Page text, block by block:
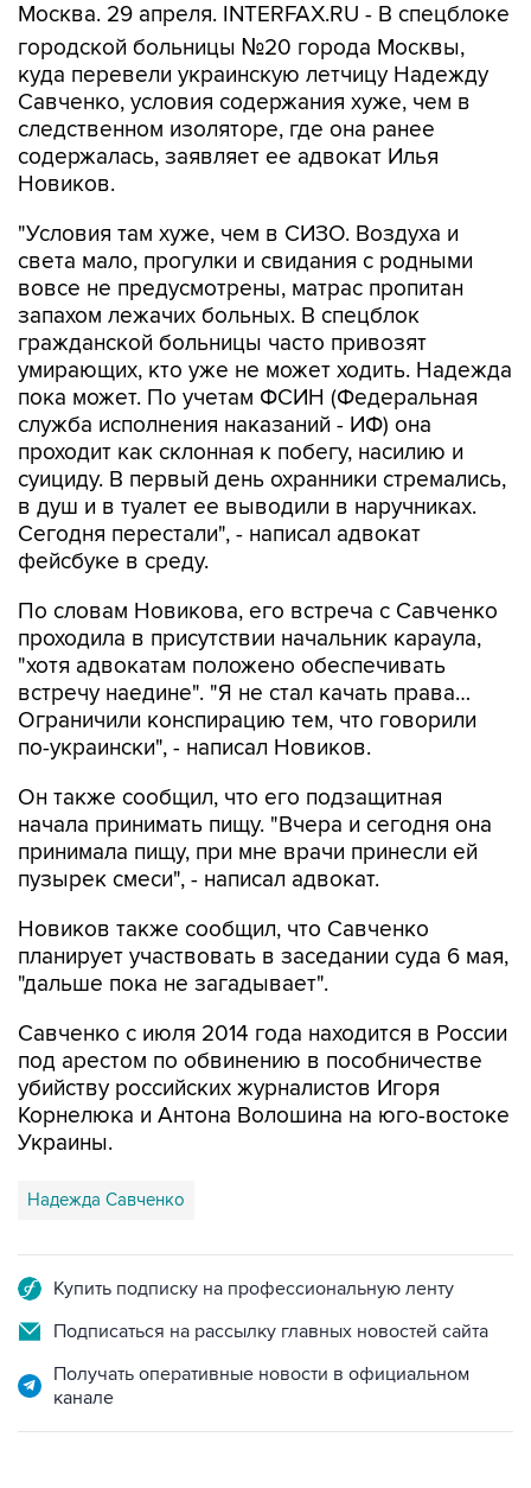
Москва. 29 апреля. INTERFAX.RU - В спецблоке
городской больницы №20 города Москвы,
куда перевели украинскую летчицу Надежду
Савченко, условия содержания хуже, чем в
следственном изоляторе, где она ранее
содержалась, заявляет ее адвокат Илья
Новиков.
"Условия там хуже, чем в СИЗО. Воздуха и
света мало, прогулки и свидания с родными
вовсе не предусмотрены, матрас пропитан
запахом лежачих больных. В спецблок
гражданской больницы часто привозят
умирающих, кто уже не может ходить. Надежда
пока может. По учетам ФСИН (Федеральная
служба исполнения наказаний - ИФ) она
проходит как склонная к побегу, насилию и
суициду. В первый день охранники стремались,
в душ и в туалет ее выводили в наручниках.
Сегодня перестали", - написал адвокат
фейсбуке в среду.
По словам Новикова, его встреча с Савченко
проходила в присутствии начальник караула,
"хотя адвокатам положено обеспечивать
встречу наедине". "Я не стал качать права…
Ограничили конспирацию тем, что говорили
по-украински", - написал Новиков.
Он также сообщил, что его подзащитная
начала принимать пищу. "Вчера и сегодня она
принимала пищу, при мне врачи принесли ей
пузырек смеси", - написал адвокат.
Новиков также сообщил, что Савченко
планирует участвовать в заседании суда 6 мая,
"дальше пока не загадывает".
Савченко с июля 2014 года находится в России
под арестом по обвинению в пособничестве
убийству российских журналистов Игоря
Корнелюка и Антона Волошина на юго-востоке
Украины.
Надежда Савченко
Купить подписку на профессиональную ленту
Подписаться на рассылку главных новостей сайта
Получать оперативные новости в официальном
канале